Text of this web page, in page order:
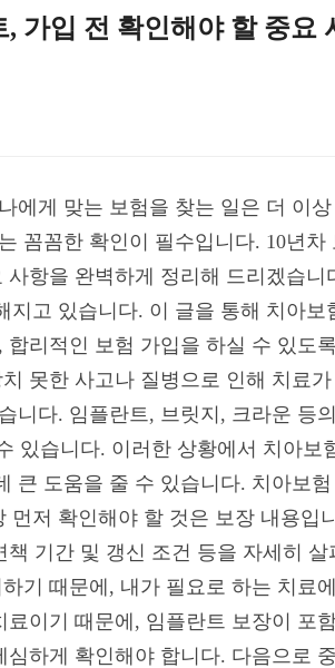
가입 전 확인해야 할 중요
에게 맞는 보험을 찾는 일은 더 이
꼼꼼한 확인이 필수입니다. 10년
항을 완벽하게 정리해 드리겠습
고 있습니다. 이 글을 통해 치아
리적인 보험 가입을 하실 수 있도
못한 사고나 질병으로 인해 치료
니다. 임플란트, 브릿지, 크라운 등
있습니다. 이러한 상황에서 치아보
큰 도움을 줄 수 있습니다. 치아보
먼저 확인해야 할 것은 보장 내용입
기간 및 갱신 조건 등을 자세히
기 때문에, 내가 필요로 하는 치료
이기 때문에, 임플란트 보장이 포
하게 확인해야 합니다. 다음으로